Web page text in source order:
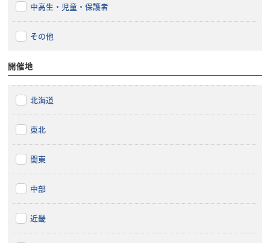
中高生・児童・保護者
その他
開催地
北海道
東北
関東
中部
近畿